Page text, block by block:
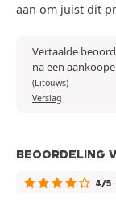
aan om juist dit
Vertaalde
na een
(Litouws)
Verslag
BEOORDELING
4/5